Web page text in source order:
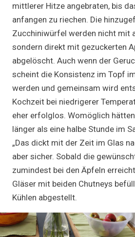
mittlerer Hitze angebraten, bis
anfangen zu riechen. Die
Zucchiniwürfel werden nicht mit
sondern direkt mit gezuckerten
abgelöscht. Auch wenn der
scheint die Konsistenz im Topf
werden und gemeinsam wird
Kochzeit bei niedrigerer
eher erfolglos. Womöglich
länger als eine halbe Stunde im
„Das dickt mit der Zeit im Glas
aber sicher. Sobald die
zumindest bei den Äpfeln
Gläser mit beiden Chutneys
Kühlen abgestellt.